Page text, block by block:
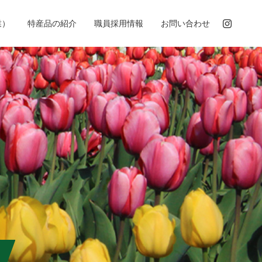
特産品の紹介 職員採用情報 お問い合わせ